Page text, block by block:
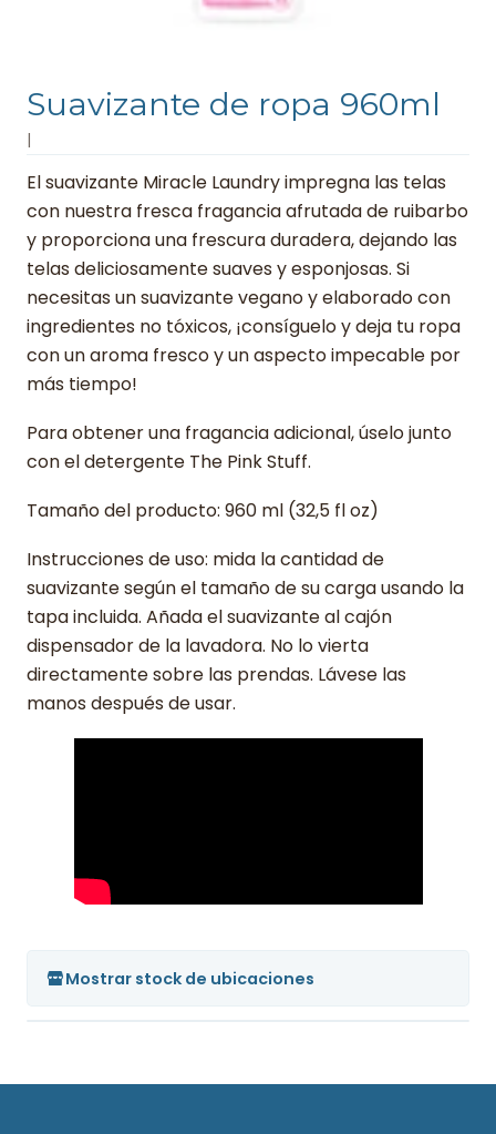
Suavizante de ropa 960ml
|
El suavizante Miracle Laundry impregna las telas
con nuestra fresca fragancia afrutada de ruibarbo
y proporciona una frescura duradera, dejando las
telas deliciosamente suaves y esponjosas. Si
necesitas un suavizante vegano y elaborado con
ingredientes no tóxicos, ¡consíguelo y deja tu ropa
con un aroma fresco y un aspecto impecable por
más tiempo!
Para obtener una fragancia adicional, úselo junto
con el detergente The Pink Stuff.
Tamaño del producto: 960 ml (32,5 fl oz)
Instrucciones de uso: mida la cantidad de
suavizante según el tamaño de su carga usando la
tapa incluida. Añada el suavizante al cajón
dispensador de la lavadora. No lo vierta
directamente sobre las prendas. Lávese las
manos después de usar.
Mostrar stock de ubicaciones